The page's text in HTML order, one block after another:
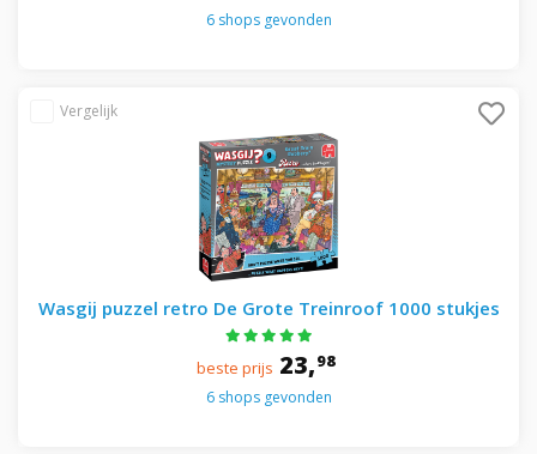
6 shops gevonden
Wasgij puzzel retro De Grote Treinroof 1000 stukjes
beste prijs 23,98
6 shops gevonden